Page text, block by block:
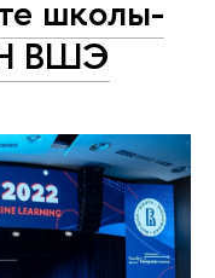
школы-
ВШЭ